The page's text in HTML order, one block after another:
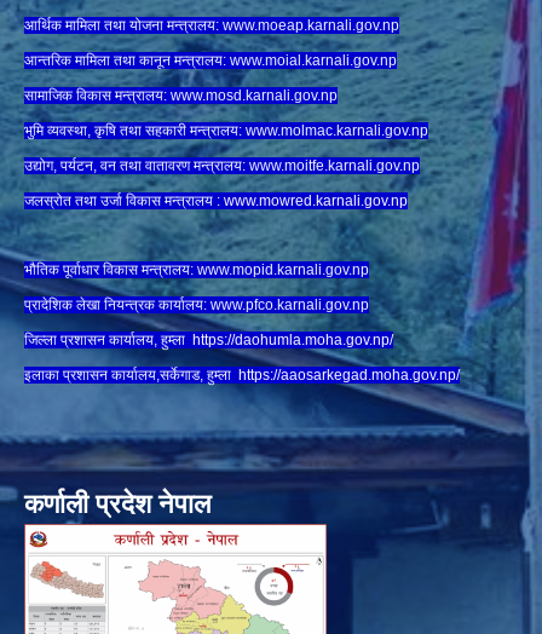
आर्थिक मामिला तथा योजना मन्त्रालय: www.moeap.karnali.gov.np
आन्तरिक मामिला तथा कानून मन्त्रालय: www.moial.karnali.gov.np
सामाजिक विकास मन्त्रालय: www.mosd.karnali.gov.np
भुमि व्यवस्था, कृषि तथा सहकारी मन्त्रालय: www.molmac.karnali.gov.np
उद्योग, पर्यटन, वन तथा वातावरण मन्त्रालय: www.moitfe.karnali.gov.np
जलस्रोत तथा उर्जा विकास मन्त्रालय : www.mowred.karnali.gov.np
भौतिक पूर्वाधार विकास मन्त्रालय: www.mopid.karnali.gov.np
प्रादेशिक लेखा नियन्त्रक कार्यालय: www.pfco.karnali.gov.np
जिल्ला प्रशासन कार्यालय, हुम्ला https://daohumla.moha.gov.np/
इलाका प्रशासन कार्यालय,सर्केगाड, हुम्ला https://aaosarkegad.moha.gov.np/
कर्णाली प्रदेश नेपाल